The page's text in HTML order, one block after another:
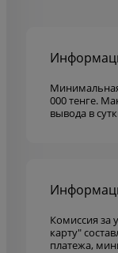
000 тенге.
вывода в
Комиссия за
карту"
платежа,